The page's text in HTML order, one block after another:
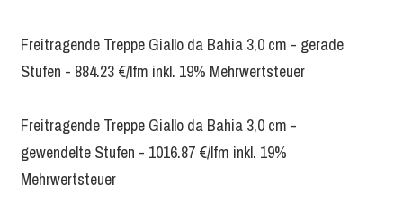
Freitragende Treppe Giallo da Bahia 3,0 cm - gerade
Stufen - 884.23 €/lfm inkl. 19% Mehrwertsteuer
Freitragende Treppe Giallo da Bahia 3,0 cm -
gewendelte Stufen - 1016.87 €/lfm inkl. 19%
Mehrwertsteuer